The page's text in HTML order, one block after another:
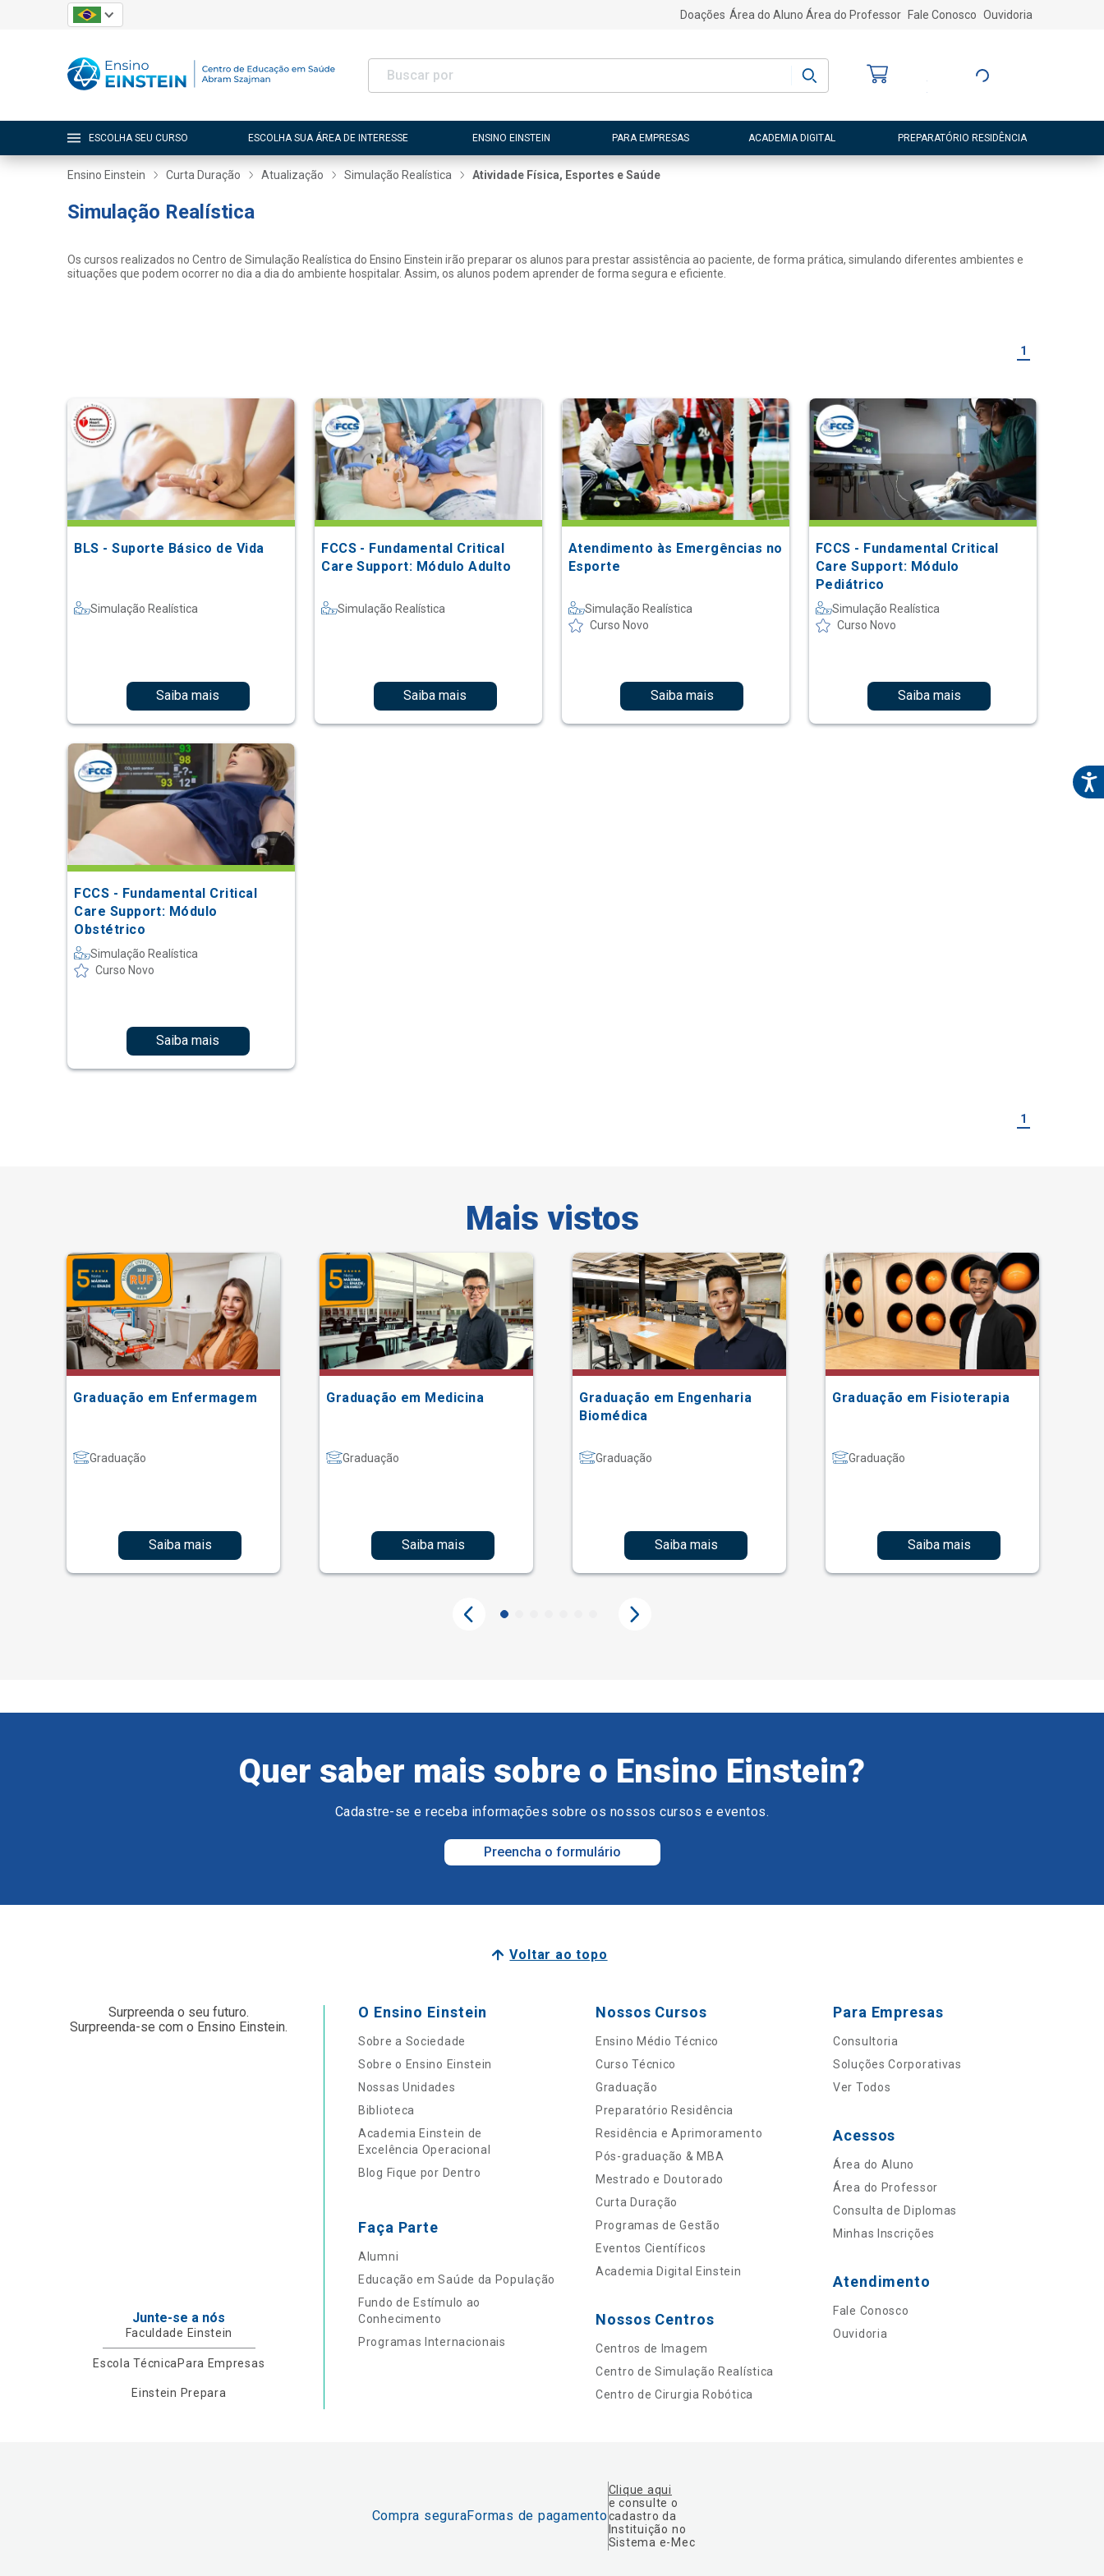
Doações Área do Aluno Área do Professor Fale Conosco Ouvidoria
Entre ou Cadastre-
ESCOLHA SEU CURSO ESCOLHA SUA ÁREA DE INTERESSE ENSINO EINSTEIN PARA EMPRESAS ACADEMIA DIGITAL PREPARATÓRIO RESIDÊNCIA
Ensino Einstein Curta Duração Atualização Simulação Realística Atividade Física, Esportes e Saúde
Simulação Realística
Os cursos realizados no Centro de Simulação Realística do Ensino Einstein irão preparar os alunos para prestar assistência ao paciente, de forma prática, simulando diferentes ambientes e
situações que podem ocorrer no dia a dia do ambiente hospitalar. Assim, os alunos podem aprender de forma segura e eficiente.
1
BLS - Suporte Básico de Vida
Simulação Realística
Saiba mais
FCCS - Fundamental Critical
Care Support: Módulo Adulto
Simulação Realística
Saiba mais
Atendimento às Emergências no
Esporte
Simulação Realística
Curso Novo
Saiba mais
FCCS - Fundamental Critical
Care Support: Módulo
Pediátrico
Simulação Realística
Curso Novo
Saiba mais
FCCS - Fundamental Critical
Care Support: Módulo
Obstétrico
Simulação Realística
Curso Novo
Saiba mais
1
Mais vistos
Graduação em Enfermagem
Graduação
Saiba mais
Graduação em Medicina
Graduação
Saiba mais
Graduação em Engenharia
Biomédica
Graduação
Saiba mais
Graduação em Fisioterapia
Graduação
Saiba mais
Quer saber mais sobre o Ensino Einstein?
Cadastre-se e receba informações sobre os nossos cursos e eventos.
Preencha o formulário
Voltar ao topo
Surpreenda o seu futuro.
Surpreenda-se com o Ensino Einstein.
Junte-se a nós
Faculdade Einstein
Escola Técnica Para Empresas
Einstein Prepara
O Ensino Einstein
Sobre a Sociedade
Sobre o Ensino Einstein
Nossas Unidades
Biblioteca
Academia Einstein de
Excelência Operacional
Blog Fique por Dentro
Faça Parte
Alumni
Educação em Saúde da População
Fundo de Estímulo ao
Conhecimento
Programas Internacionais
Nossos Cursos
Ensino Médio Técnico
Curso Técnico
Graduação
Preparatório Residência
Residência e Aprimoramento
Pós-graduação & MBA
Mestrado e Doutorado
Curta Duração
Programas de Gestão
Eventos Científicos
Academia Digital Einstein
Nossos Centros
Centros de Imagem
Centro de Simulação Realística
Centro de Cirurgia Robótica
Para Empresas
Consultoria
Soluções Corporativas
Ver Todos
Acessos
Área do Aluno
Área do Professor
Consulta de Diplomas
Minhas Inscrições
Atendimento
Fale Conosco
Ouvidoria
Compra seguraFormas de pagamento
Clique aqui
e consulte o
cadastro da
Instituição no
Sistema e-Mec